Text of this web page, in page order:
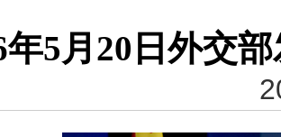
年5月20日外交